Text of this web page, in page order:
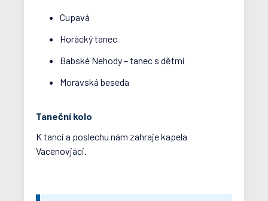
Cupavá
Horácký tanec
Babské Nehody – tanec s dětmi
Moravská beseda
Taneční kolo
K tanci a poslechu nám zahraje kapela
Vacenovjáci.